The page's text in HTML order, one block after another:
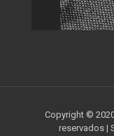
Copyright ©
reservados |